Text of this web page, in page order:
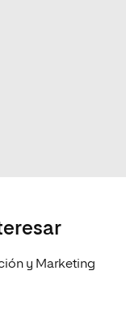
y Marketing